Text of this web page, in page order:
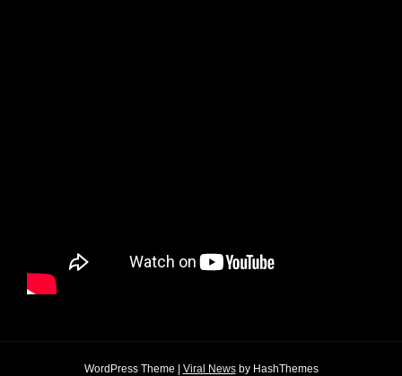
WordPress Theme Viral Newsby HashThemes